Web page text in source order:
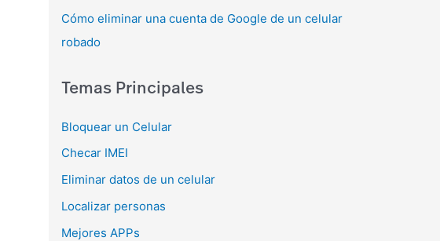
Cómo eliminar una cuenta de Google de un celular
robado
Temas Principales
Bloquear un Celular
Checar IMEI
Eliminar datos de un celular
Localizar personas
Mejores APPs